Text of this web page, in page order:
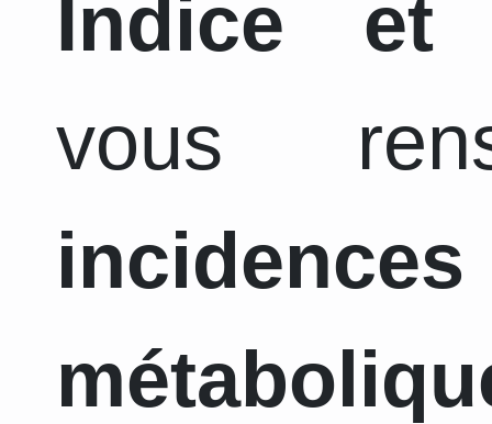
Indice et
vous